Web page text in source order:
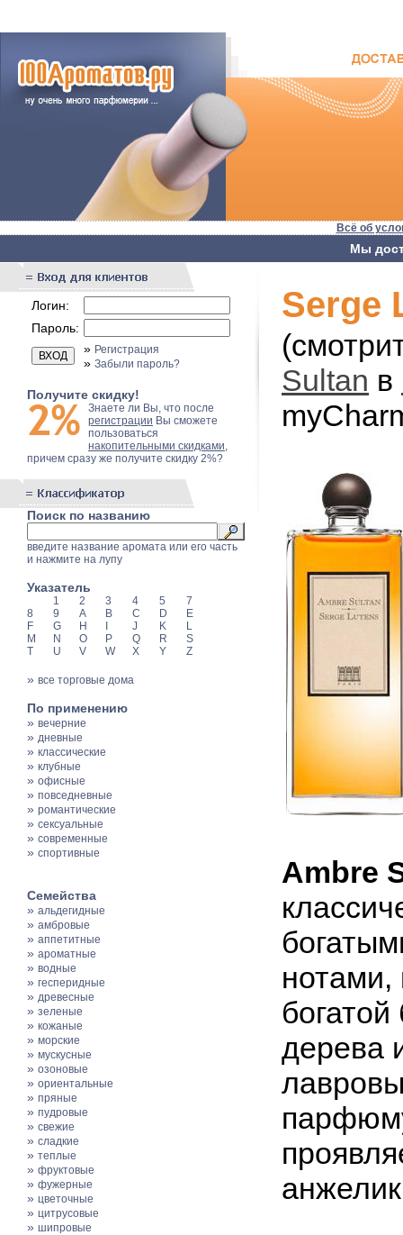
Всё об
Мы
Логин:
Пароль:
» Регистрация
» Забыли пароль?
Получите скидку!
Знаете ли Вы, что после
регистрации Вы сможете
пользоваться
накопительными скидками,
причем сразу же получите скидку 2%?
Поиск по названию
введите название аромата или его часть
и нажмите на лупу
Указатель
1 2 3 4 5
7
8
9 A B C D
E
F
G H J K
L
M
N O P Q R
S
T
U V W X Y Z
» все торговые дома
По применению
» вечерние
» дневные
» классические
» клубные
» офисные
» повседневные
» романтические
» сексуальные
» современные
» спортивные
Семейства
» альдегидные
» амбровые
» аппетитные
» ароматные
» водные
» гесперидные
» древесные
» зеленые
» кожаные
» морские
» мускусные
» озоновые
» ориентальные
» пряные
» пудровые
» свежие
» сладкие
» теплые
» фруктовые
» фужерные
» цветочные
» цитрусовые
» шипровые
Serge
Sultan в
Ambre
нотами,
дерева